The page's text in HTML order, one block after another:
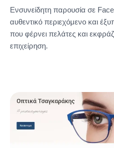
Ενσυνείδητη παρουσία σε
αυθεντικό περιεχόμενο και
που φέρνει πελάτες και
επιχείρηση.